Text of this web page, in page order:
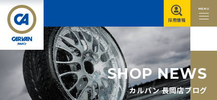
MENU
採用情報
SHOP NEWS
カルバン 長岡店ブログ